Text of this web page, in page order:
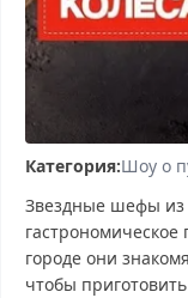
Категория:Шоу о
Звездные шефы из
городе они
чтобы